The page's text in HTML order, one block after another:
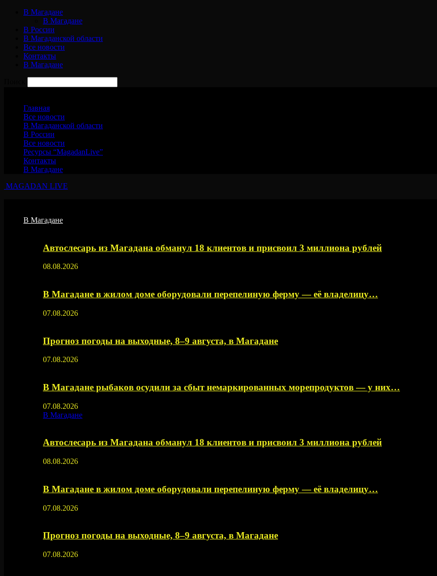
В Магадане
В Магадане
В России
В Магаданской области
Все новости
Контакты
В Магадане
Главная
Все новости
В Магаданской области
В России
Все новости
Ресурсы “MagadanLive”
Контакты
В Магадане
MAGADAN LIVE
В Магадане
Автослесарь из Магадана обманул 18 клиентов и присвоил 3 миллиона рублей
08.08.2026
В Магадане в жилом доме оборудовали перепелиную ферму — её владелицу…
07.08.2026
Прогноз погоды на выходные, 8–9 августа, в Магадане
07.08.2026
В Магадане рыбаков осудили за сбыт немаркированных морепродуктов — у них…
07.08.2026
В Магадане
Автослесарь из Магадана обманул 18 клиентов и присвоил 3 миллиона рублей
08.08.2026
В Магадане в жилом доме оборудовали перепелиную ферму — её владелицу…
07.08.2026
Прогноз погоды на выходные, 8–9 августа, в Магадане
07.08.2026